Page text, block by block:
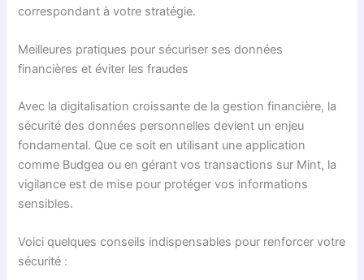
correspondant à votre stratégie.
Meilleures pratiques pour sécuriser ses données
financières et éviter les fraudes
Avec la digitalisation croissante de la gestion financière, la
sécurité des données personnelles devient un enjeu
fondamental. Que ce soit en utilisant une application
comme Budgea ou en gérant vos transactions sur Mint, la
vigilance est de mise pour protéger vos informations
sensibles.
Voici quelques conseils indispensables pour renforcer votre
sécurité :